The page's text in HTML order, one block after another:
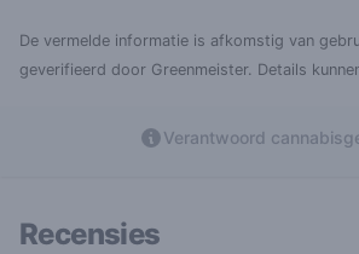
De vermelde informatie is afkomstig van
geverifieerd door Greenmeister. Details
Verantwoord
Recensies